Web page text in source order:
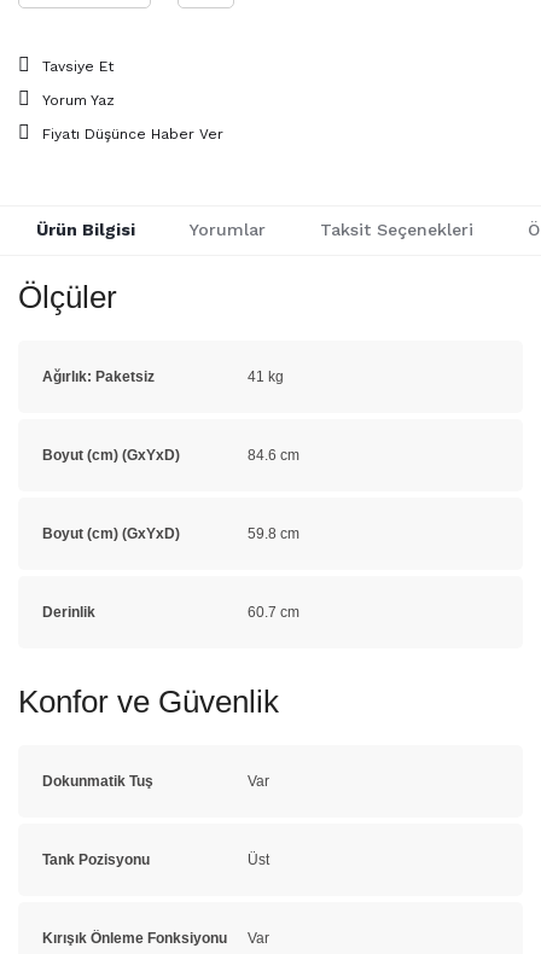
Tavsiye Et
Yorum Yaz
Fiyatı Düşünce Haber Ver
Ürün Bilgisi Yorumlar Taksit Seçenekleri
Ölçüler
Ağırlık: Paketsiz 41 kg
Boyut (cm) (GxYxD) 84.6 cm
Boyut (cm) (GxYxD) 59.8 cm
Derinlik 60.7 cm
Konfor ve Güvenlik
Dokunmatik Tuş Var
Tank Pozisyonu Üst
Kırışık Önleme Fonksiyonu Var